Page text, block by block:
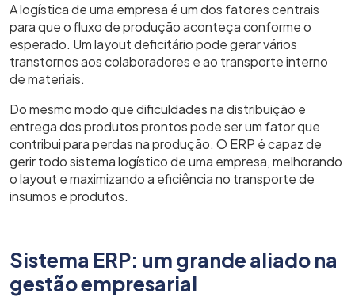
A logística de uma empresa é um dos fatores centrais
para que o fluxo de produção aconteça conforme o
esperado. Um layout deficitário pode gerar vários
transtornos aos colaboradores e ao transporte interno
de materiais.
Do mesmo modo que dificuldades na distribuição e
entrega dos produtos prontos pode ser um fator que
contribui para perdas na produção. O ERP é capaz de
gerir todo sistema logístico de uma empresa, melhorando
o layout e maximizando a eficiência no transporte de
insumos e produtos.
Sistema ERP: um grande aliado na
gestão empresarial